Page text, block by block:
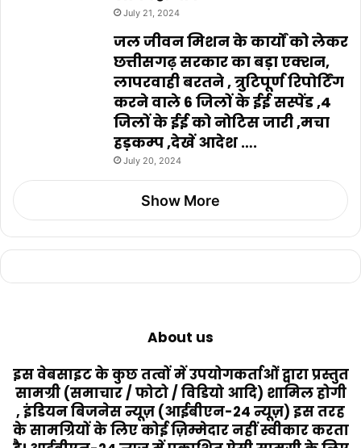
July 21, 2024
जल जीवन मिशन के कार्यों को लेकर
छत्तीसगढ़ सरकार का बड़ा एक्शन,
लापरवाही बरतने , त्रुटिपूर्ण रिपोर्टिंग
करने वाले 6 जिलों के ईई सस्पेंड ,4
जिलों के ईई को नोटिस जारी ,मचा
हड़कम्प ,देखें आदेश ….
July 20, 2024
Show More
About us
इस वेबसाइट के कुछ तत्वों में उपयोगकर्ताओं द्वारा प्रस्तुत
सामग्री (समाचार / फोटो / विडियो आदि) शामिल होगी
, इंडियन बिजनेस न्यूज़ (आईबीएन-24 न्यूज़) इस तरह
के सामग्रियों के लिए कोई ज़िम्मेदार नहीं स्वीकार करता